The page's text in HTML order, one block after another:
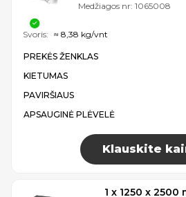
Medžiagos nr: 1065008
PREKĖS ŽENKLAS
KIETUMAS
PAVIRŠIAUS
APSAUGINĖ PLĖVELĖ
Klauskite
Svoris: ≈ 8,38 kg/vnt
1 x 1250 x 2500